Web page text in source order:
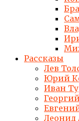
Рассказы
Лев
Юрий
Иван
Леонид